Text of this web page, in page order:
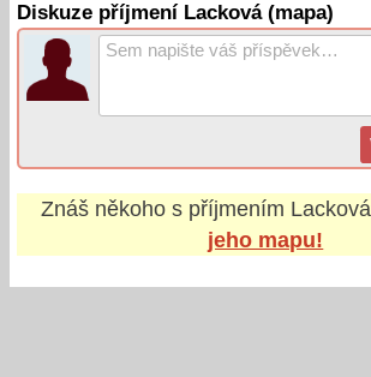
Diskuze příjmení Lacková (mapa)
Znáš někoho s příjmením Lacková
jeho mapu!